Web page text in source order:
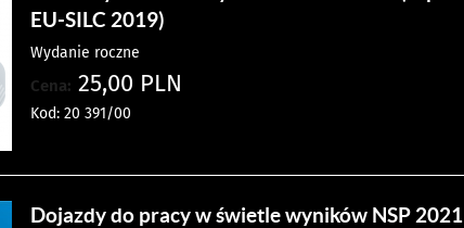
EU-SILC 2019)
Wydanie roczne
Cena: 25,00 PLN
Kod: 20 391/00
Dojazdy do pracy w świetle wyników NSP 2021